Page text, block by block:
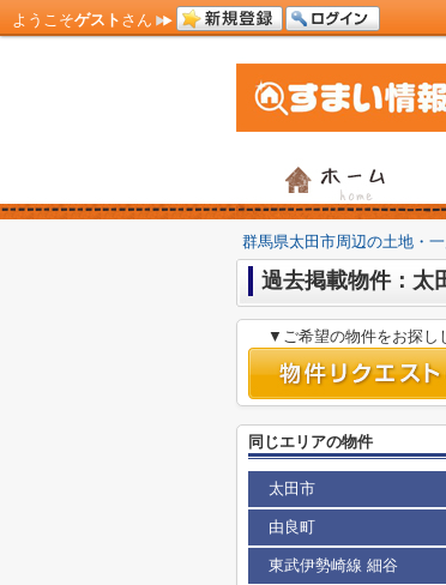
ようこそゲスト さん
群馬県太田市周辺の土地・
過去掲載物件：
▼ご希望の物件をお探し
同じエリアの物件
太田市
由良町
東武伊勢崎線 細谷